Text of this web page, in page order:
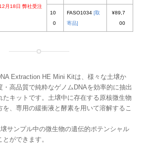
品名 回
数
DNA Extraction HE Mini
寄品]
Extraction HE Mini Kitは、様々な土壌か
・高品質で純粋なゲノムDNAを効率的に抽出
たキットです。土壌中に存在する原核微生物
を、専用の緩衝液と酵素を用いて溶解するこ
サンプル中の微生物の遺伝的ポテンシャル
ができます。